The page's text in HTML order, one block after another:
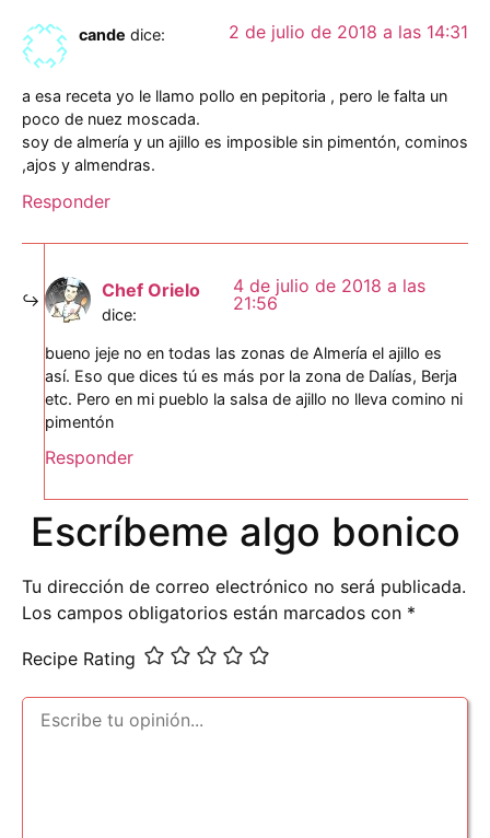
cande dice: 2 de julio de 2018 a las 14:31
a esa receta yo le llamo pollo en pepitoria , pero le falta un
poco de nuez moscada.
soy de almería y un ajillo es imposible sin pimentón, cominos
,ajos y almendras.
Responder
Chef Orielo
dice:
4 de julio de 2018 a las
21:56
bueno jeje no en todas las zonas de Almería el ajillo es
así. Eso que dices tú es más por la zona de Dalías, Berja
etc. Pero en mi pueblo la salsa de ajillo no lleva comino ni
pimentón
Responder
Escríbeme algo bonico
Tu dirección de correo electrónico no será publicada.
Los campos obligatorios están marcados con *
Recipe Rating